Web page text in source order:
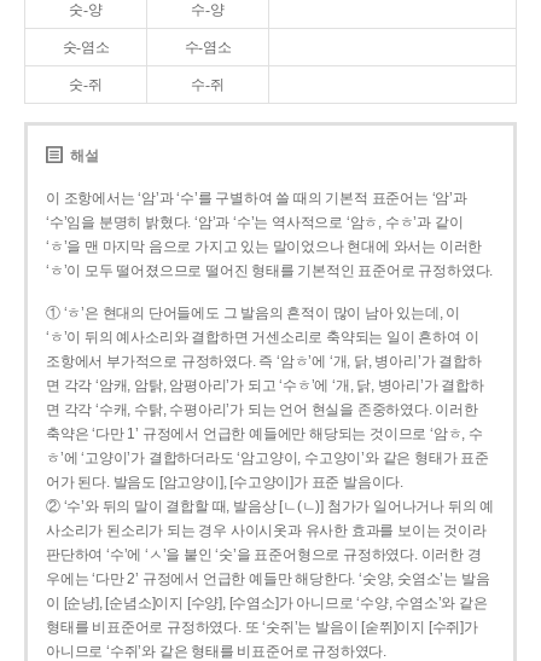
숫-양 수-양
숫-염소 수-염소
숫-쥐 수-쥐
해설
이 조항에서는 ‘암’과 ‘수’를 구별하여 쓸 때의 기본적 표준어는 ‘암’과
‘수’임을 분명히 밝혔다. ‘암’과 ‘수’는 역사적으로 ‘암ㅎ, 수ㅎ’과 같이
‘ㅎ’을 맨 마지막 음으로 가지고 있는 말이었으나 현대에 와서는 이러한
‘ㅎ’이 모두 떨어졌으므로 떨어진 형태를 기본적인 표준어로 규정하였다.
① ‘ㅎ’은 현대의 단어들에도 그 발음의 흔적이 많이 남아 있는데, 이
‘ㅎ’이 뒤의 예사소리와 결합하면 거센소리로 축약되는 일이 흔하여 이
조항에서 부가적으로 규정하였다. 즉 ‘암ㅎ’에 ‘개, 닭, 병아리’가 결합하
면 각각 ‘암캐, 암탉, 암평아리’가 되고 ‘수ㅎ’에 ‘개, 닭, 병아리’가 결합하
면 각각 ‘수캐, 수탉, 수평아리’가 되는 언어 현실을 존중하였다. 이러한
축약은 ‘다만 1’ 규정에서 언급한 예들에만 해당되는 것이므로 ‘암ㅎ, 수
ㅎ’에 ‘고양이’가 결합하더라도 ‘암고양이, 수고양이’와 같은 형태가 표준
어가 된다. 발음도 [암고양이], [수고양이]가 표준 발음이다.
② ‘수’와 뒤의 말이 결합할 때, 발음상 [ㄴ(ㄴ)] 첨가가 일어나거나 뒤의 예
사소리가 된소리가 되는 경우 사이시옷과 유사한 효과를 보이는 것이라
판단하여 ‘수’에 ‘ㅅ’을 붙인 ‘숫’을 표준어형으로 규정하였다. 이러한 경
우에는 ‘다만 2’ 규정에서 언급한 예들만 해당한다. ‘숫양, 숫염소’는 발음
이 [순냥], [순념소]이지 [수양], [수염소]가 아니므로 ‘수양, 수염소’와 같은
형태를 비표준어로 규정하였다. 또 ‘숫쥐’는 발음이 [숟쮜]이지 [수쥐]가
아니므로 ‘수쥐’와 같은 형태를 비표준어로 규정하였다.